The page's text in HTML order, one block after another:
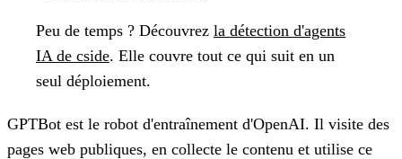
Peu de temps ? Découvrez la détection d'agents
IA de cside. Elle couvre tout ce qui suit en un
seul déploiement.
GPTBot est le robot d'entraînement d'OpenAI. Il visite des
pages web publiques, en collecte le contenu et utilise ce